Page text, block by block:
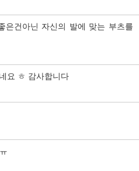
은건아닌 자신의 발에 맞는 부츠를
요 ㅎ 감사합니다